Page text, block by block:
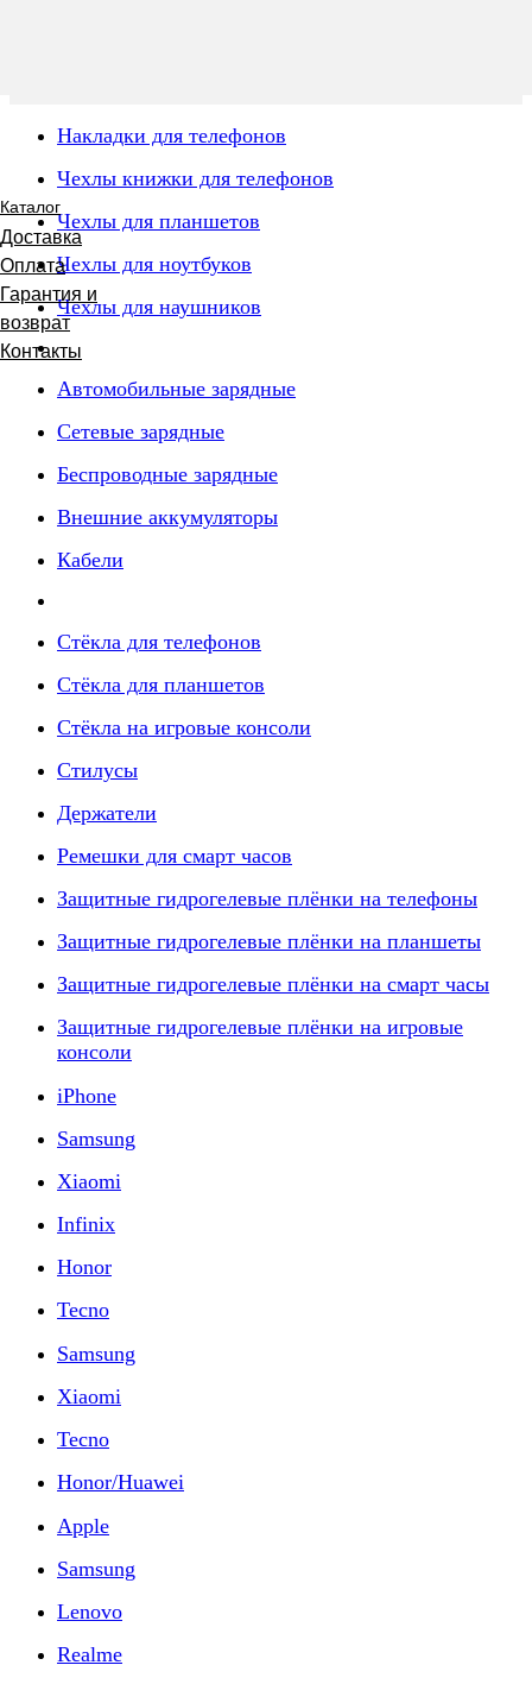
Каталог
Доставка
Оплата
Гарантия и
возврат
Контакты
Накладки для телефонов
Чехлы книжки для телефонов
Чехлы для планшетов
Чехлы для ноутбуков
Чехлы для наушников
Автомобильные зарядные
Сетевые зарядные
Беспроводные зарядные
Внешние аккумуляторы
Кабели
Стёкла для телефонов
Стёкла для планшетов
Стёкла на игровые консоли
Стилусы
Держатели
Ремешки для смарт часов
Защитные гидрогелевые плёнки на телефоны
Защитные гидрогелевые плёнки на планшеты
Защитные гидрогелевые плёнки на смарт часы
Защитные гидрогелевые плёнки на игровые
консоли
iPhone
Samsung
Xiaomi
Infinix
Honor
Tecno
Samsung
Xiaomi
Tecno
Honor/Huawei
Apple
Samsung
Lenovo
Realme